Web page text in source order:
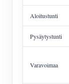
Aloitustunti
Pysäytystunti
Varavoimaa